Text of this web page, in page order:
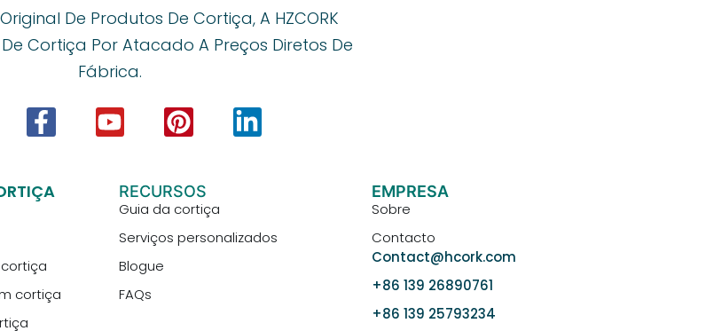
De Produtos De Cortiça, A HZCORK
Cortiça Por Atacado A Preços Diretos De
Fábrica.
cortiça
RECURSOS
Guia da cortiça
Serviços personalizados
Blogue
FAQs
EMPRESA
Sobre
Contacto
Contact@hcork.com
+86 139 26890761
+86 139 25793234